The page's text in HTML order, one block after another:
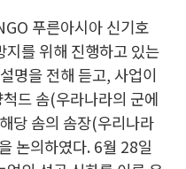
푸른아시아 신기호
지를 위해 진행하고 있는
명을 전해 듣고, 사업이
드 솜(우라나라의 군에
당 솜의 솜장(우리나라
논의하였다. 6월 28일